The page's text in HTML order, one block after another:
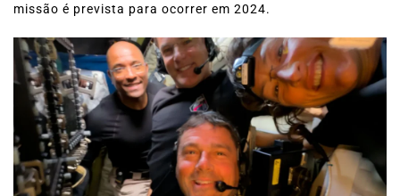
missão é prevista para ocorrer em 2024.